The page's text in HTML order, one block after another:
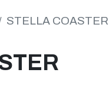
STELLA COASTER